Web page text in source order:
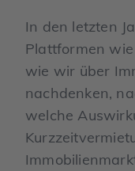
In den letzten
Plattformen
wie wir über
nachdenken,
welche